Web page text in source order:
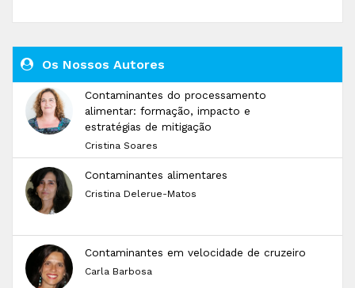
Os Nossos Autores
Contaminantes do processamento
alimentar: formação, impacto e
estratégias de mitigação
Cristina Soares
Contaminantes alimentares
Cristina Delerue-Matos
Contaminantes em velocidade de cruzeiro
Carla Barbosa